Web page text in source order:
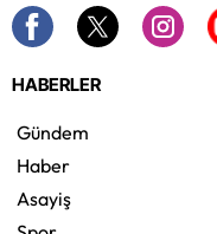
HABERLER
Gündem
Haber
Asayiş